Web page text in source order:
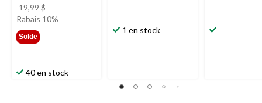
19,99 $
était
Rabais 10%
Solde
40 en stock
1 en stock